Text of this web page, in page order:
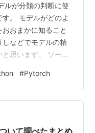
ルが分類の判断に使
。 モデルがどのよ
おまかに知ること
などでモデルの精
思います。 ソース
す。 使用するだけ
てもらえれば使用で
流れとしては以下
使用してモデルを作
#Pytorch
いて調べたまとめ